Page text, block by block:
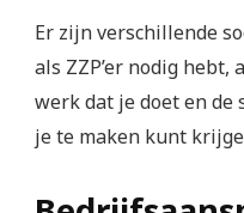
Er zijn verschillende
als ZZP’er nodig
werk dat je doet en de
je te maken kunt